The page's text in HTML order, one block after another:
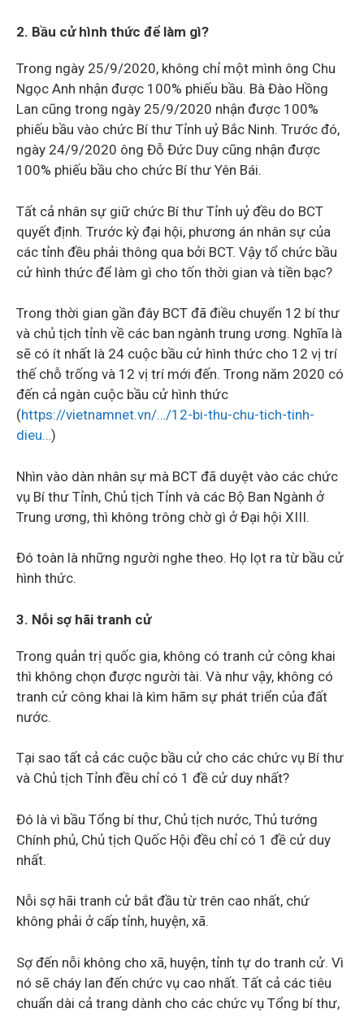
2. Bầu cử hình thức để làm gì?
Trong ngày 25/9/2020, không chỉ một mình ông Chu
Ngọc Anh nhận được 100% phiếu bầu. Bà Đào Hồng
Lan cũng trong ngày 25/9/2020 nhận được 100%
phiếu bầu vào chức Bí thư Tỉnh uỷ Bắc Ninh. Trước đó,
ngày 24/9/2020 ông Đỗ Đức Duy cũng nhận được
100% phiếu bầu cho chức Bí thư Yên Bái.
Tất cả nhân sự giữ chức Bí thư Tỉnh uỷ đều do BCT
quyết định. Trước kỳ đại hội, phương án nhân sự của
các tỉnh đều phải thông qua bởi BCT. Vậy tổ chức bầu
cử hình thức để làm gì cho tốn thời gian và tiền bạc?
Trong thời gian gần đây BCT đã điều chuyển 12 bí thư
và chủ tịch tỉnh về các ban ngành trung ương. Nghĩa là
sẽ có ít nhất là 24 cuộc bầu cử hình thức cho 12 vị trí
thế chỗ trống và 12 vị trí mới đến. Trong năm 2020 có
đến cả ngàn cuộc bầu cử hình thức
(https://vietnamnet.vn/…/12-bi-thu-chu-tich-tinh-
dieu…)
Nhìn vào dàn nhân sự mà BCT đã duyệt vào các chức
vụ Bí thư Tỉnh, Chủ tịch Tỉnh và các Bộ Ban Ngành ở
Trung ương, thì không trông chờ gì ở Đại hội XIII.
Đó toàn là những người nghe theo. Họ lọt ra từ bầu cử
hình thức.
3. Nỗi sợ hãi tranh cử
Trong quản trị quốc gia, không có tranh cử công khai
thì không chọn được người tài. Và như vậy, không có
tranh cử công khai là kìm hãm sự phát triển của đất
nước.
Tại sao tất cả các cuộc bầu cử cho các chức vụ Bí thư
và Chủ tịch Tỉnh đều chỉ có 1 đề cử duy nhất?
Đó là vì bầu Tổng bí thư, Chủ tịch nước, Thủ tướng
Chính phủ, Chủ tịch Quốc Hội đều chỉ có 1 đề cử duy
nhất.
Nỗi sợ hãi tranh cử bắt đầu từ trên cao nhất, chứ
không phải ở cấp tỉnh, huyện, xã.
Sợ đến nỗi không cho xã, huyện, tỉnh tự do tranh cử. Vì
nó sẽ cháy lan đến chức vụ cao nhất. Tất cả các tiêu
chuẩn dài cả trang dành cho các chức vụ Tổng bí thư,